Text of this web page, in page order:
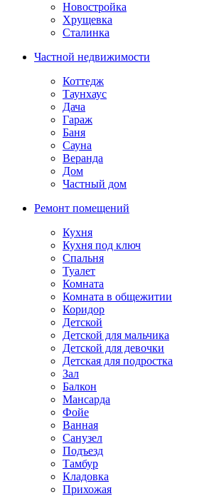
Новостройка
Хрущевка
Сталинка
Частной недвижимости
Коттедж
Таунхаус
Дача
Гараж
Баня
Сауна
Веранда
Дом
Частный дом
Ремонт помещений
Кухня
Кухня под ключ
Спальня
Туалет
Комната
Комната в общежитии
Коридор
Детской
Детской для мальчика
Детской для девочки
Детская для подростка
Зал
Балкон
Мансарда
Фойе
Ванная
Санузел
Подъезд
Тамбур
Кладовка
Прихожая